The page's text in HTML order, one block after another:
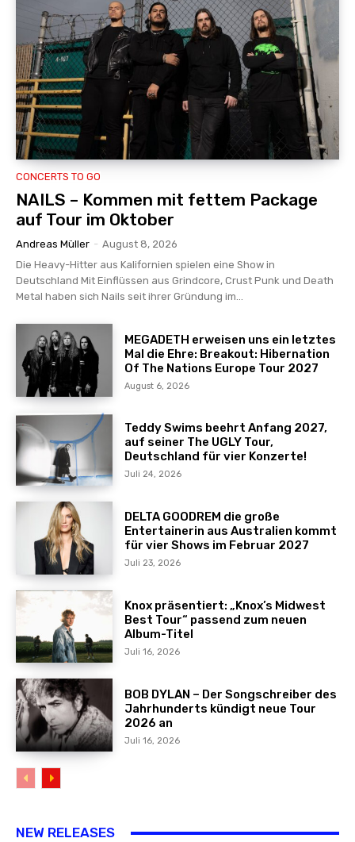
CONCERTS TO GO
NAILS – Kommen mit fettem Package
auf Tour im Oktober
Andreas Müller - August 8, 2026
Die Heavy-Hitter aus Kalifornien spielen eine Show in
Deutschland Mit Einflüssen aus Grindcore, Crust Punk und Death
Metal haben sich Nails seit ihrer Gründung im...
MEGADETH erweisen uns ein letztes
Mal die Ehre: Breakout: Hibernation
Of The Nations Europe Tour 2027
August 6, 2026
Teddy Swims beehrt Anfang 2027,
auf seiner The UGLY Tour,
Deutschland für vier Konzerte!
Juli 24, 2026
DELTA GOODREM die große
Entertainerin aus Australien kommt
für vier Shows im Februar 2027
Juli 23, 2026
Knox präsentiert: „Knox’s Midwest
Best Tour“ passend zum neuen
Album-Titel
Juli 16, 2026
BOB DYLAN – Der Songschreiber des
Jahrhunderts kündigt neue Tour
2026 an
Juli 16, 2026
NEW RELEASES